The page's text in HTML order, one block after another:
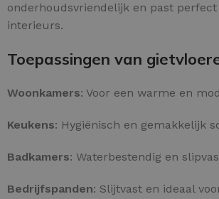
onderhoudsvriendelijk en past
interieurs.
Toepassingen van
Woonkamers: Voor een warme en
Keukens: Hygiënisch en gemakkelijk
Badkamers: Waterbestendig en
Bedrijfspanden: Slijtvast en ideaal